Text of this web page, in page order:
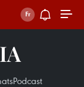
Podcast